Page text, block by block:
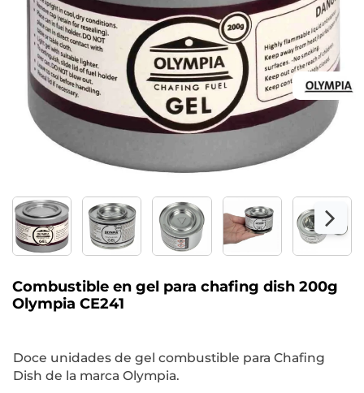
Combustible en gel para chafing dish 200g
Olympia CE241
Doce unidades de gel combustible para Chafing
Dish de la marca Olympia.